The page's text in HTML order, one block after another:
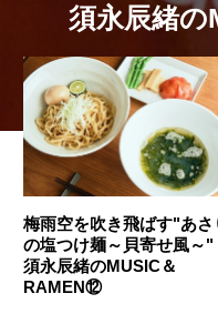
須永辰緒の
梅雨空を吹き飛ばす"あさ
の塩つけ麺～貝寄せ風～"
須永辰緒のMUSIC＆
RAMEN⑫